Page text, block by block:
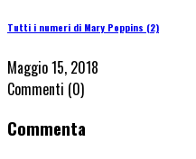
Tutti i numeri di Mary Poppins (2)
Maggio 15, 2018
Commenti (0)
Commenta